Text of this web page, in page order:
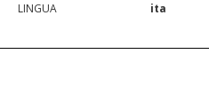
LINGUA
ita